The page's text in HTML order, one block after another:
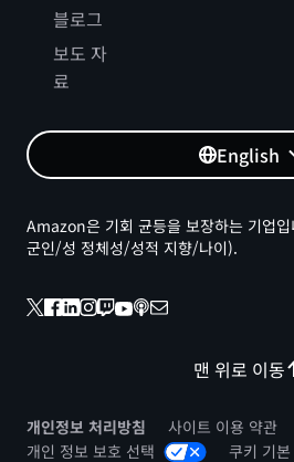
블로그
보도 자
료
English
맨 위로 이동
Amazon은 기회 균등을 보장하는 기업
군인/성 정체성/성적 지향/나이).
개인정보 처리방침
사이트 이용 약관
개인 정보 보호 선택
쿠키 기본